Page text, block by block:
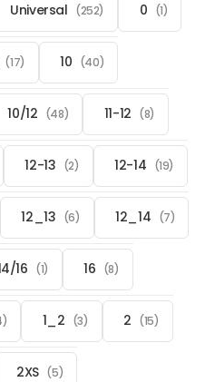
Universal (252) 0 (1)
(17) 10 (40)
10/12 (48) 11-12 (8)
12-13 (2) 12-14 (19)
12_13 (6) 12_14 (7)
16 (1) 16 (8)
1_2 (3) 2 (15)
2XS (5)